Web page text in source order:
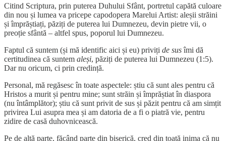
Citind Scriptura, prin puterea Duhului Sfânt, portretul capătă culoare
din nou și lumea va pricepe capodopera Marelui Artist: aleșii străini
și împrăștiați, păziți de puterea lui Dumnezeu, devin pietre vii, o
preoție sfântă – altfel spus, poporul lui Dumnezeu.
Faptul că suntem (și mă identific aici și eu) priviți de susîmi dă
certitudinea că suntem aleși, păziți de puterea lui Dumnezeu (1:5).
Dar nu oricum, ci prin credință.
Personal, mă regăsesc în toate aspectele: știu că sunt ales pentru că
Hristos a murit și pentru mine; sunt străin și împrăștiat în diaspora
(nu întâmplător); știu că sunt privit de sus și păzit pentru că am simțit
privirea Lui asupra mea și am datoria de a fi o piatră vie, pentru
zidire de casă duhovnicească.
Pe de altă parte, făcând parte din biserică, cred din toată inima că nu